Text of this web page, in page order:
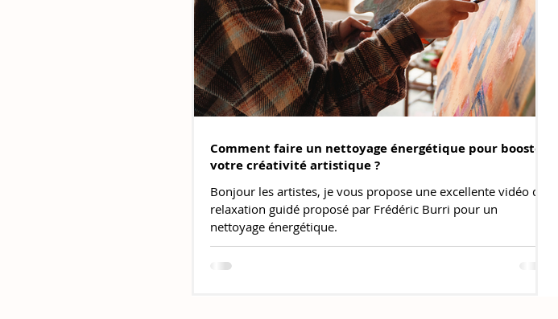
Comment faire un nettoyage énergétique pour booster
votre créativité artistique ?
Bonjour les artistes, je vous propose une excellente vidéo de
relaxation guidé proposé par Frédéric Burri pour un
nettoyage énergétique.